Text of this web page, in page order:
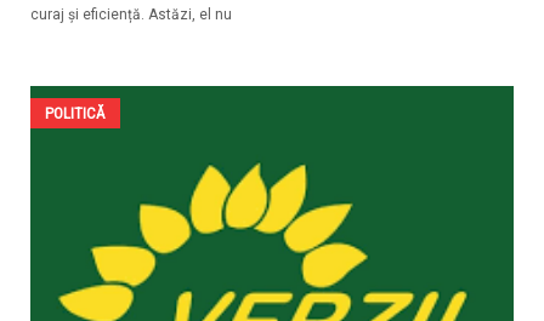
curaj și eficiență. Astăzi, el nu
POLITICĂ